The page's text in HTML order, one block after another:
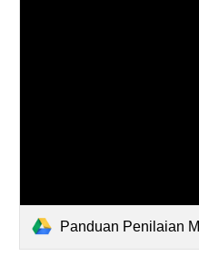
Panduan Penilaian